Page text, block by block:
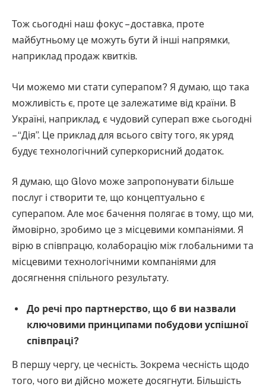
Тож сьогодні наш фокус – доставка, проте
майбутньому це можуть бути й інші напрямки,
наприклад продаж квитків.
Чи можемо ми стати суперапом? Я думаю, що така
можливість є, проте це залежатиме від країни. В
Україні, наприклад, є чудовий суперап вже сьогодні
– “Дія”. Це приклад для всього світу того, як уряд
будує технологічний суперкорисний додаток.
Я думаю, що Glovo може запропонувати більше
послуг і створити те, що концептуально є
суперапом. Але моє бачення полягає в тому, що ми,
ймовірно, зробимо це з місцевими компаніями. Я
вірю в співпрацю, колаборацію між глобальними та
місцевими технологічними компаніями для
досягнення спільного результату.
До речі про партнерство, що б ви назвали
ключовими принципами побудови успішної
співпраці?
В першу чергу, це чесність. Зокрема чесність щодо
того, чого ви дійсно можете досягнути. Більшість